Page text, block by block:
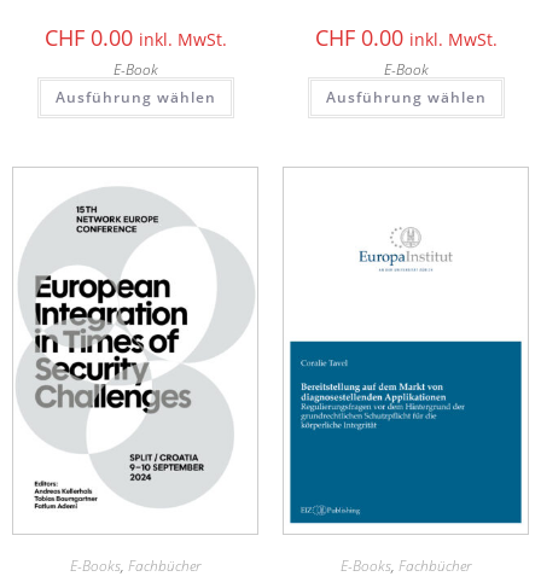
CHF0.00 inkl. MwSt.
E-Book
Ausführung wählen
CHF0.00 inkl. MwSt.
E-Book
Ausführung wählen
E-Books, Fachbücher E-Books, Fachbücher